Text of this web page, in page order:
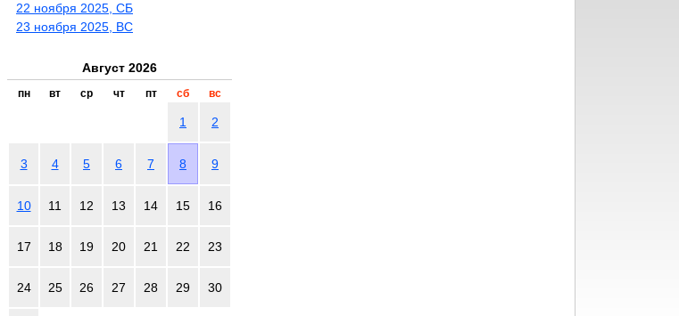
22 ноября 2025, СБ
23 ноября 2025, ВС
Август 2026
пн вт ср чт пт сб вс
1 2
3 4 5 6 7 8 9
10 11 12 13 14 15 16
17 18 19 20 21 22 23
24 25 26 27 28 29 30